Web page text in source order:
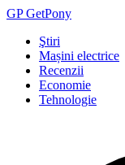
GPGetPony
Ştiri
Mașini electrice
Recenzii
Economie
Tehnologie